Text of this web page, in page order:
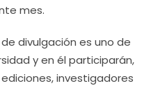
mes.
divulgación es uno de
y en él participarán,
investigadores